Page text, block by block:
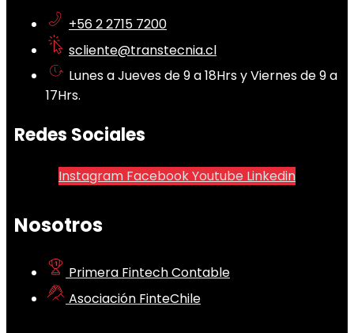
+56 2 2715 7200
scliente@transtecnia.cl
Lunes a Jueves de 9 a 18Hrs y Viernes de 9 a
17Hrs.
Redes Sociales
Instagram FacebookYoutube Linkedin
Nosotros
Primera Fintech Contable
Asociación FinteChile